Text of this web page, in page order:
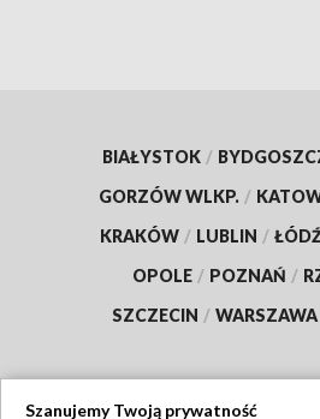
BIAŁYSTOK /
GORZÓW WLKP. /
KRAKÓW / LUBLIN /
OPOLE / POZNAŃ /
SZCZECIN / WARSZAWA
Szanujemy Twoją prywatność